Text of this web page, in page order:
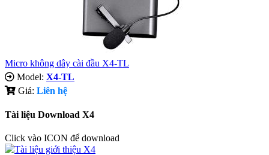
Micro không dây cài đầu X4-TL
Model: X4-TL
Giá: Liên hệ
Tài liệu Download X4
Click vào ICON để download